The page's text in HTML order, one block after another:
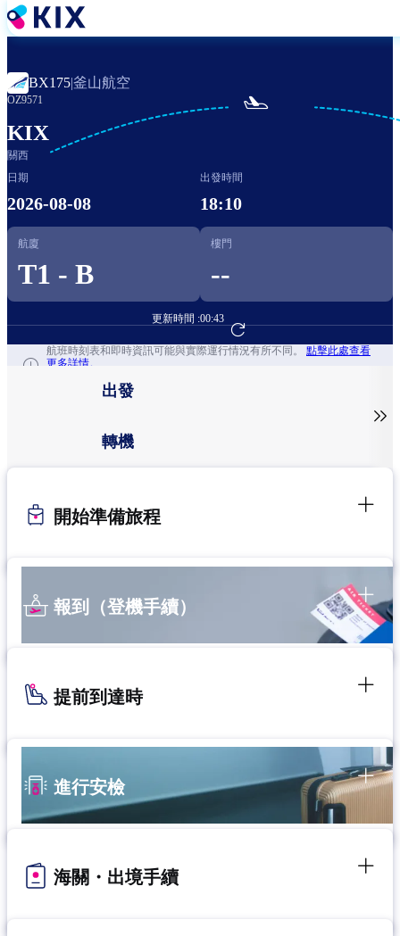
移
至
內
容
BX175|釜山航空
OZ9571
KIX
關西

日期
2026-08-08
出發時間
18:10
航廈
T1 - B
樓門
--
更新時間 :00:43
前往航班預訂
航班時刻表和即時資訊可能與實際運行情況有所不同。 點擊此處查看
更多詳情。
出發
轉機

開始準備旅程
報到（登機手續）
提前到達時
進行安檢
海關・出境手續